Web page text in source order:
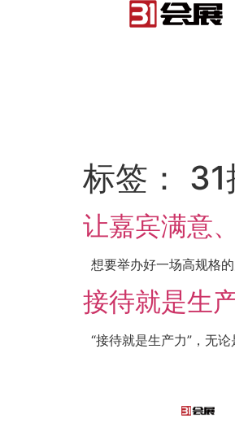
标签： 31
让嘉宾满意
想要举办好一场高规格
接待就是生
“接待就是生产力”，无